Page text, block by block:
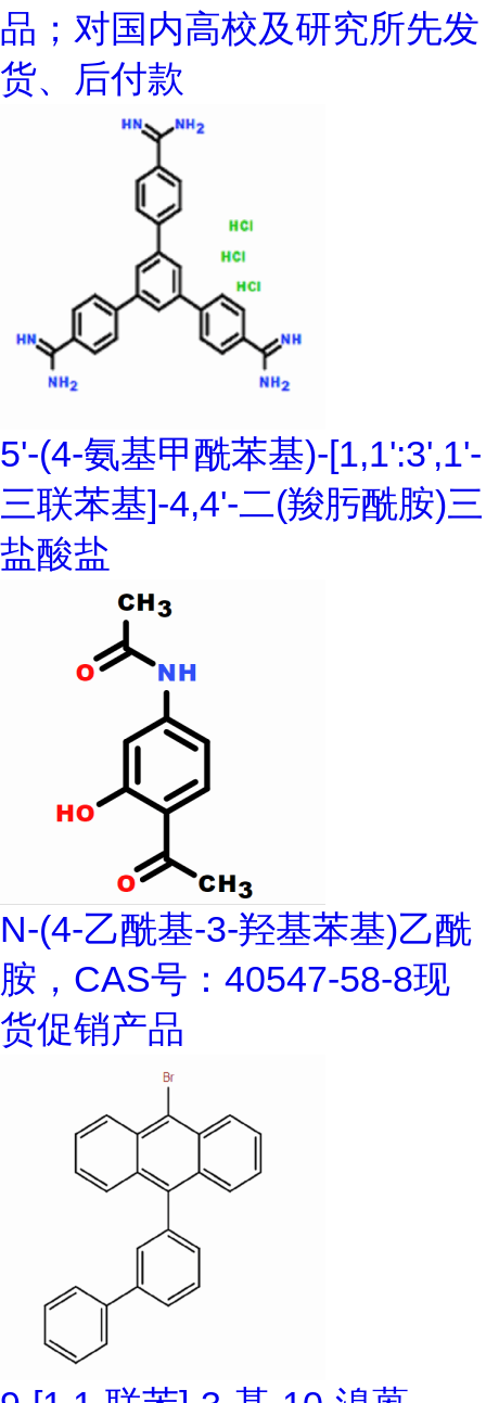
品；对国内高校及研究所先发
货、后付款
5'-(4-氨基甲酰苯基)-[1,1':3',1'-
三联苯基]-4,4'-二(羧肟酰胺)三
盐酸盐
N-(4-乙酰基-3-羟基苯基)乙酰
胺，CAS号：40547-58-8现
货促销产品